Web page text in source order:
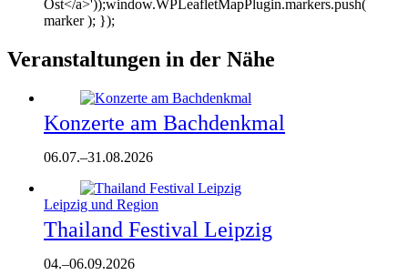
Ost</a>'));window.WPLeafletMapPlugin.markers.push(
marker ); });
Veranstaltungen in der Nähe
Konzerte am Bachdenkmal
06.07.–31.08.2026
Leipzig und Region
Thailand Festival Leipzig
04.–06.09.2026